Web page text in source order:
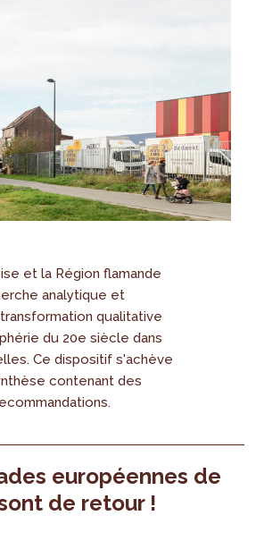
et la Région flamande
analytique et
qualitative
du 20e siècle dans
Ce dispositif s'achève
contenant des
européennes de
de retour !